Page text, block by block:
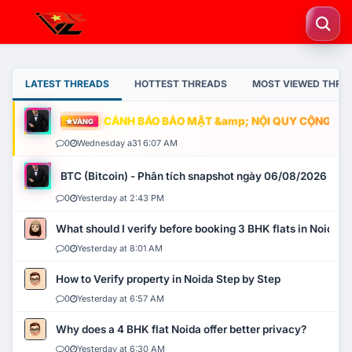
LATEST THREADS HOTTEST THREADS MOST VIEWED
VÀNG CẢNH BÁO BẢO MẬT &amp; NỘI QUY CỘNG
0 Wednesday a31 6:07 AM
BTC (Bitcoin) - Phân tích snapshot ngày 06/08/2026
0 Yesterday at 2:43 PM
What should I verify before booking 3 BHK flats in Noida?
0 Yesterday at 8:01 AM
How to Verify property in Noida Step by Step
0 Yesterday at 6:57 AM
Why does a 4 BHK flat Noida offer better privacy?
0 Yesterday at 6:30 AM